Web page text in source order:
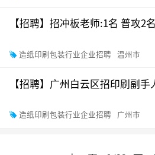
【招聘】招冲板老师:1名 普攻2名
造纸印刷包装行业企业招聘 温州市
【招聘】广州白云区招印刷副手
造纸印刷包装行业企业招聘
广州市